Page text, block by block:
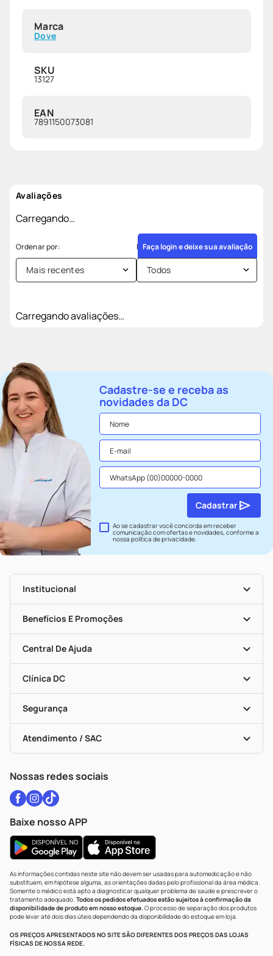
Marca
Dove
SKU
13127
EAN
7891150073081
Avaliações
Carregando…
Faça login e deixe sua avaliação
Mais recentes Todos
Carregando avaliações…
Cadastre-se e receba as
novidades da DC
Ao se cadastrar você concorda em receber
comunicação com ofertas e novidades, conforme a
nossapolítica de privacidade.
Cadastrar
Institucional
História
Nossas Lojas
Seja Uma Loja Parceira
Mapa De Categorias
Benefícios E Promoções
Clube DC
Convênios
Programa Popular Do Brasil
Encarte De Ofertas
Dermaclub
Cupons E Ofertas
Black Friday
Central De Ajuda
Entrega
Recompra Programada
Alomed
Formas De Pagamento
Troca E Devolução
Bulas De A A Z
Políticas De Marketplace
Clínica DC
Vacinas
Serviços Farmacêuticos
Testes Rápidos
Autoteste Covid-19
Vacinas
Segurança
Certificado De Segurança
Portal Da Privacidade
Atendimento / SAC
WhatsApp (47) 9202-1687
Nossas redes sociais
Baixe nosso APP
As informações contidas neste site não devem ser usadas para automedicação e não
substituem, em hipótese alguma, as orientações dadas pelo profissional da área médica.
Somente o médico está apto a diagnosticar qualquer problema de saúde e prescrever o
tratamento adequado. Todos os pedidos efetuados estão sujeitos à confirmação da
disponibilidade de produto em nosso estoque.O processo de separação dos produtos
pode levar até dois dias úteis dependendo da disponibilidade do estoque em loja.
OS PREÇOS APRESENTADOS NO SITE SÃO DIFERENTES DOS PREÇOS DAS LOJAS
FÍSICAS DE NOSSA REDE.